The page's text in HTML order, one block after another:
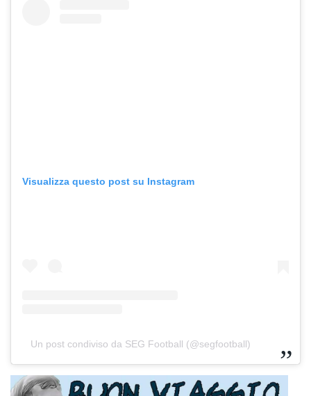
Visualizza questo post su Instagram
Un post condiviso da SEG Football (@segfootball)